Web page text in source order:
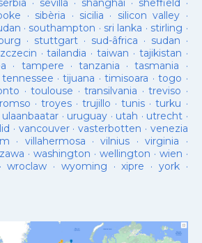
· sevilla · shanghai · sheffield ·
· sibèria · sicilia · silicon valley ·
· southampton · sri lanka · stirling ·
· stuttgart· sud-âfrica · sudan ·
·tailandia ·taiwan · tajikistan ·
· tampere · tanzania ·tasmania ·
tennessee ·tijuana ·timisoara ·togo ·
·toulouse ·transilvania ·treviso ·
· troyes·trujillo ·tunis ·turku ·
ulaanbaatar · uruguay · utah · utrecht ·
· vancouver· vasterbotten · venezia
· villahermosa ·vilnius ·virginia ·
·washington · wellington · wien ·
wroclaw · wyoming ·xipre · york·